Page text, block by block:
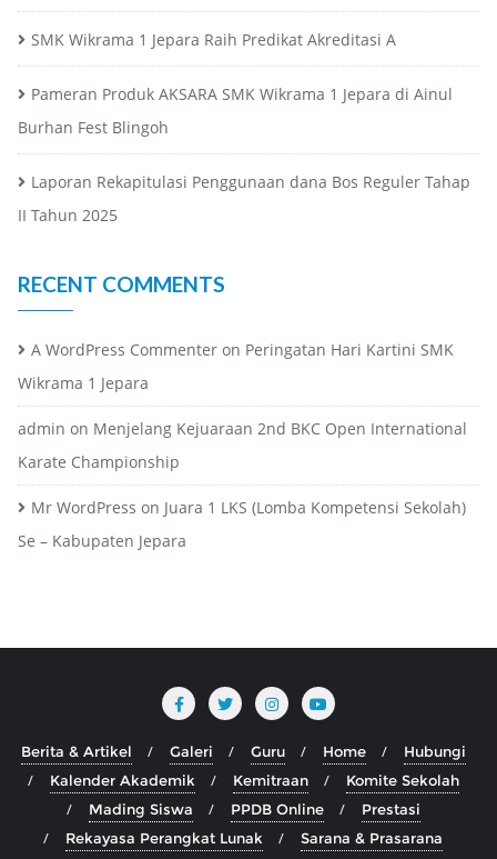
SMK Wikrama 1 Jepara Raih Predikat Akreditasi A
Pameran Produk AKSARA SMK Wikrama 1 Jepara di Ainul
Burhan Fest Blingoh
Laporan Rekapitulasi Penggunaan dana Bos Reguler Tahap
II Tahun 2025
RECENT COMMENTS
A WordPress Commenter on Peringatan Hari Kartini SMK
Wikrama 1 Jepara
admin on Menjelang Kejuaraan 2nd BKC Open International
Karate Championship
Mr WordPress on Juara 1 LKS (Lomba Kompetensi Sekolah)
Se – Kabupaten Jepara
Berita & Artikel Galeri Guru Home
Hubungi
Kalender Akademik
Kemitraan
Komite Sekolah
Mading Siswa
PPDB Online
Prestasi
Rekayasa Perangkat Lunak
Sarana & Prasarana